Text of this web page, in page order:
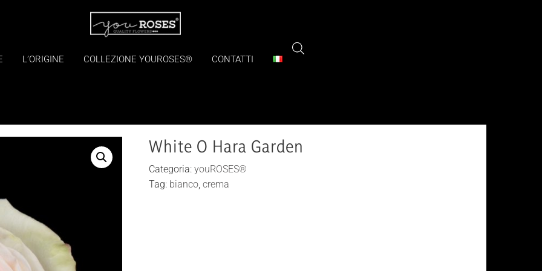
L’ORIGINE COLLEZIONE YOUROSES® CONTATTI
White O Hara Garden
Categoria:youROSES®
Tag: bianco,crema